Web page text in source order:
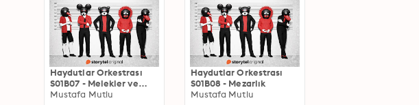
Haydutlar Orkestrası
S01B07 - Melekler ve
Şeytanlar
Mustafa Mutlu
Haydutlar Orkestrası
S01B08 - Mezarlık
Mustafa Mutlu